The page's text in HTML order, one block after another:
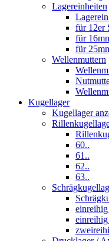
Lagereinheiten
für 12er
für
für
Wellenmuttern
Kugellager
Kugellager
60..
61..
62..
63..